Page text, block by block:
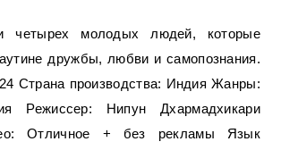
дружбы, любви и самопознания.
Страна производства: Индия Жанры:
Режиссер: Нипун Дхармадхикари
Отличное + без рекламы Язык